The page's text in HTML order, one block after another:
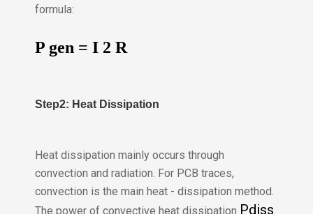
formula:
P gen = I 2 R
Step2: Heat Dissipation
Heat dissipation mainly occurs through
convection and radiation. For PCB traces,
convection is the main heat - dissipation method.
The power of convective heat dissipation Pdiss